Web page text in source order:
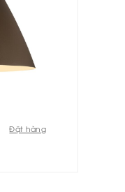
Đặt hàng